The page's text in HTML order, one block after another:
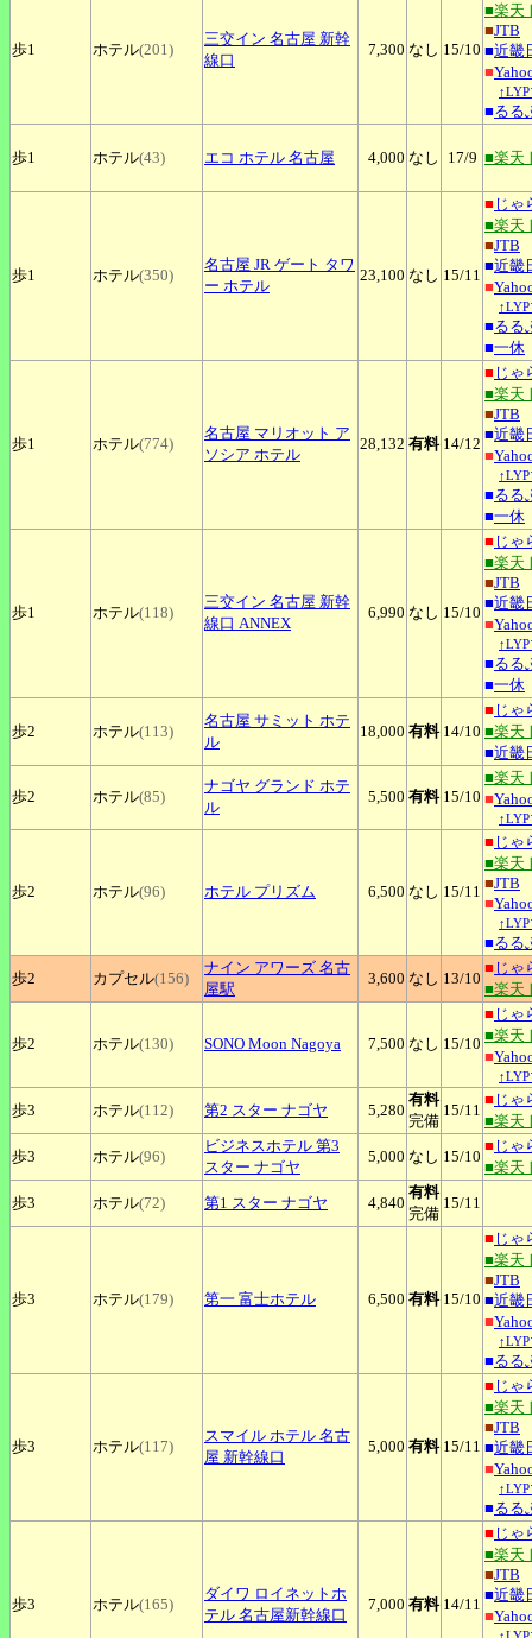
歩1 ホテル(201)
三交イン 名古屋 新幹
線口
7,300 なし 15/10
■楽天
■JTB
■近畿
■
■るる
歩1 ホテル(43) エコ ホテル 名古屋 4,000 なし 17/9 ■楽天
歩1 ホテル(350)
名古屋 JR ゲート タワ
ー ホテル
23,100 なし 15/11
■ じゃ
■楽天
■JTB
■近畿
■
■るる
■一休
歩1 ホテル(774)
名古屋 マリオット ア
ソシア ホテル
28,132 有料 14/12
■ じゃ
■楽天
■JTB
■近畿
■
■るる
■一休
歩1 ホテル(118)
三交イン 名古屋 新幹
線口 ANNEX
6,990 なし 15/10
■ じゃ
■楽天
■JTB
■近畿
■
■るる
■一休
歩2 ホテル(113)
名古屋 サミット ホテ
ル
18,000 有料 14/10
■ じゃ
■楽天
■近畿
歩2 ホテル(85)
ナゴヤ グランド ホテ
ル
5,500 有料 15/10
■楽天
■
歩2 ホテル(96) ホテル プリズム 6,500 なし 15/11
■ じゃ
■楽天
■JTB
■
■るる
歩2
カプセル(156)
ナイン アワーズ 名古
屋駅
3,600 なし 13/10
■ じゃ
■楽天
歩2 ホテル(130) SONO Moon Nagoya 7,500 なし 15/10
■ じゃ
■楽天
■
歩3 ホテル(112) 第2 スター ナゴヤ 5,280
有料
完備
15/11
■ じゃ
■楽天
歩3
ホテル(96)
ビジネスホテル 第3
スター ナゴヤ
5,000 なし 15/10
■ じゃ
■楽天
歩3
ホテル(72) 第1 スター ナゴヤ 4,840
有料
完備
15/11
歩3 ホテル(179) 第一 富士ホテル 6,500 有料 15/10
■ じゃ
■楽天
■JTB
■近畿
■
■るる
歩3 ホテル(117)
スマイル ホテル 名古
屋 新幹線口
5,000 有料 15/11
■ じゃ
■楽天
■JTB
■近畿
■
■るる
歩3 ホテル(165)
ダイワ ロイネットホ
テル 名古屋新幹線口
7,000 有料 14/11
■ じゃ
■楽天
■JTB
■近畿
■